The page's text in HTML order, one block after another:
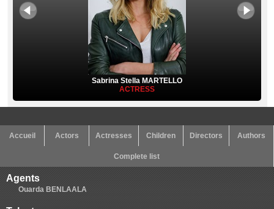
Sabrina Stella MARTELLO
ACTRESS
Accueil Actors Actresses Children Directors Authors
Complete list
Agents
Ouarda BENLAALA